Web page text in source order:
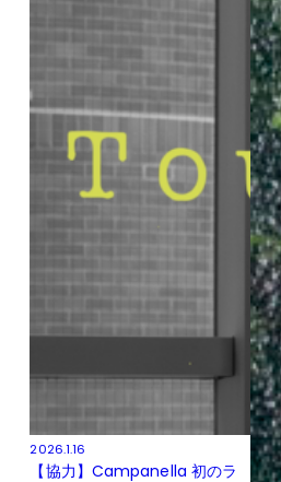
2026.1.16
【協力】Campanella 初のラ